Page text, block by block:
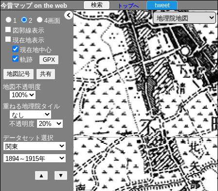
> tweet
今昔マップ on the web トップへ
1 2
4画面
図郭線表示
現在地表示
現在地中心
軌跡
地図不透明度
重ねる地理院タイル
不透明度
データセット選択